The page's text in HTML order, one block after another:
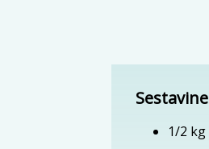
Sestavine
1/2 kg